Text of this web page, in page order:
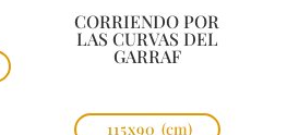
CORRIENDO POR
LAS CURVAS DEL
GARRAF
115x90 (cm)